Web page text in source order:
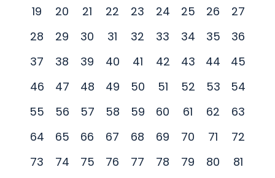
19
20 21 22 23 24 25 26
27
28
29 30 31 32 33 34 35
36
37
38 39 40 41 42 43 44
45
46
47 48 49 50 51 52 53
54
55
56 57 58 59 60 61 62
63
64
65 66 67 68 69 70 71
72
73
74 75 76 77 78 79 80
81